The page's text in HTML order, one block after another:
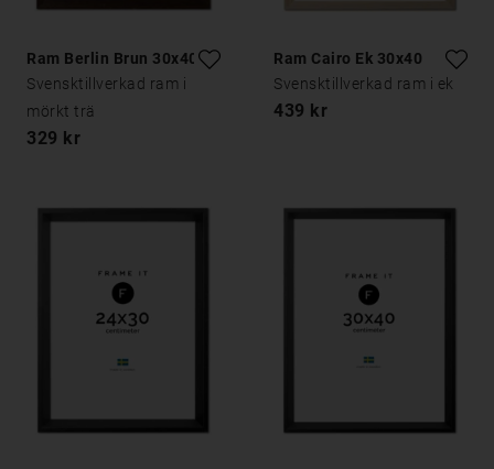
Ram Berlin Brun 30x40
Svensktillverkad ram i
mörkt trä
329 kr
Ram Cairo Ek 30x40
Svensktillverkad ram i ek
439 kr